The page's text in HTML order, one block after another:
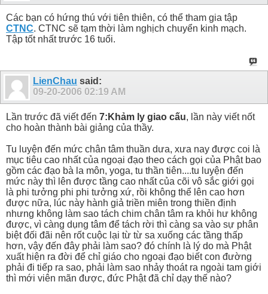
Các bạn có hứng thú với tiên thiên, có thể tham gia tập
CTNC. CTNC sẽ tạm thời làm nghịch chuyển kinh mạch.
Tập tốt nhất trước 16 tuổi.
LienChau said:
09-20-2006 02:19 AM
Lần trước đã viết đến 7:Khảm ly giao cấu, lần này viết nốt
cho hoàn thành bài giảng của thầy.
Tu luyện đến mức chân tâm thuần dưa, xưa nay được coi là
mục tiêu cao nhất của ngoại đạo theo cách gọi của Phật bao
gồm các đạo bà la môn, yoga, tu thần tiên....tu luyện đến
mức này thì lên được tầng cao nhất của cõi vô sắc giới gọi
là phi tưởng phi phi tưởng xứ, rồi không thể lên cao hơn
được nữa, lúc này hành giả triền miên trong thiền định
nhưng không làm sao tách chim chân tâm ra khỏi hư không
được, vì càng dụng tâm để tách rời thì càng sa vào sự phân
biệt đối đãi nên rốt cuộc lại từ từ sa xuống các tầng thấp
hơn, vậy đến đây phải làm sao? đó chính là lý do mà Phật
xuất hiện ra đời để chỉ giáo cho ngoại đạo biết con đường
phải đi tiếp ra sao, phải làm sao nhảy thoát ra ngoài tam giới
thì mới viên mãn được, đức Phật đã chỉ dạy thế nào?